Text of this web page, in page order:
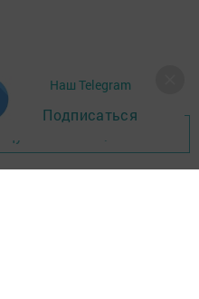
новости
Наш Telegram
Подписаться